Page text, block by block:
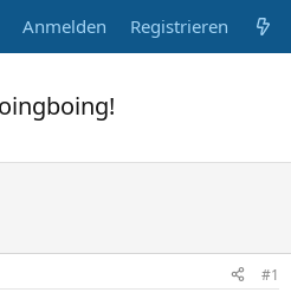
Anmelden Registrieren
#1